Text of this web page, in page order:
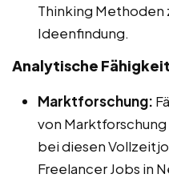
Thinking Methoden
Ideenfindung.
Analytische
Marktforschung:
von
bei diesen
Freelancer Jobs in